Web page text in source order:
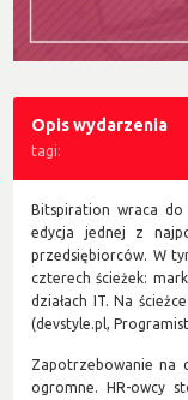
Opis wydarzenia
tagi:
Bitspiration wraca do
edycja jednej z
przedsiębiorców. W
czterech ścieżek:
działach IT. Na
(devstyle.pl,
Zapotrzebowanie na
ogromne. HR-owcy